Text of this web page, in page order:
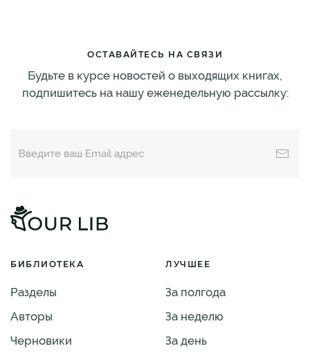
ОСТАВАЙТЕСЬ НА СВЯЗИ
Будьте в курсе новостей о выходящих книгах,
подпишитесь на нашу еженедельную рассылку:
БИБЛИОТЕКА
Разделы
Авторы
Черновики
ЛУЧШЕЕ
За полгода
За неделю
За день